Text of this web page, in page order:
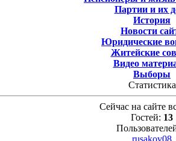
Партии и их
История
Новости
Юридические
Житейские
Видео
Выборы
Статистика
Сейчас на сайте
Гостей: 13
rusakov08